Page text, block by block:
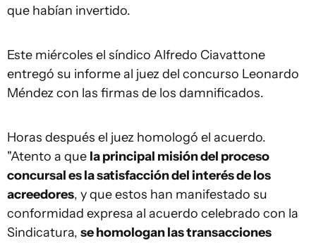
que habían invertido.
Este miércoles el síndico Alfredo Ciavattone
entregó su informe al juez del concurso Leonardo
Méndez con las firmas de los damnificados.
Horas después el juez homologó el acuerdo.
"Atento a que la principal misión del proceso
concursal es la satisfacción del interés de los
acreedores, y que estos han manifestado su
conformidad expresa al acuerdo celebrado con la
Sindicatura, se homologan las transacciones